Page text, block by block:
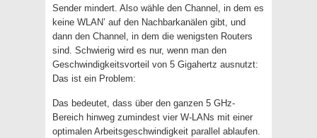
Sender mindert. Also wähle den Channel, in dem es
keine WLAN’ auf den Nachbarkanälen gibt, und
dann den Channel, in dem die wenigsten Routers
sind. Schwierig wird es nur, wenn man den
Geschwindigkeitsvorteil von 5 Gigahertz ausnutzt:
Das ist ein Problem:
Das bedeutet, dass über den ganzen 5 GHz-
Bereich hinweg zumindest vier W-LANs mit einer
optimalen Arbeitsgeschwindigkeit parallel ablaufen.